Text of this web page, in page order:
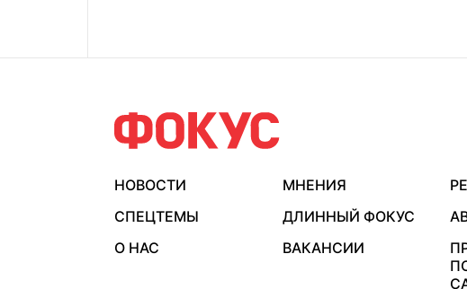
НОВОСТИ МНЕНИЯ
СПЕЦТЕМЫ
ДЛИННЫЙ ФОКУС
О НАС
ВАКАНСИИ